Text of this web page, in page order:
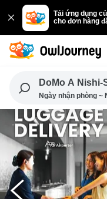
Tải ứng dụng
cho đơn hàng
DoMo A Nishi-
Ngày nhận phòng ~